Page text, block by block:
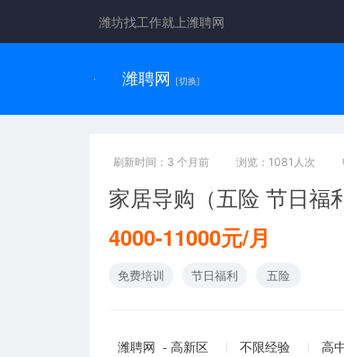
潍坊找工作就上潍聘网
潍聘网 [切换]
刷新时间：3 个月前 浏览：1081人次
家居导购（五险 节日福
4000-11000元/月
免费培训 节日福利 五险
潍聘网 - 高新区 不限经验 高中